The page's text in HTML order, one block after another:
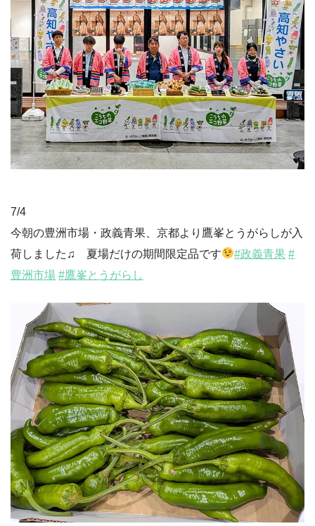
7/4
今朝の豊洲市場・政義青果、京都より鷹峯とうがらしが入
荷しました♫ 夏場だけの期間限定品です
#政義青果 #
豊洲市場 #鷹峯とうがらし